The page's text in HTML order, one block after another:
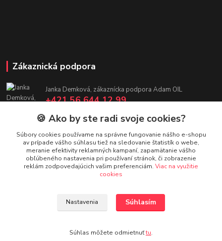
Zákaznická podpora
Janka Demková, zákaznícka podpora Adam OIL
+421 56 644 12 99
adamoil.sk@gmail.com
Upravit sběr cookies.
Copyright 2024 - 2024 Adam OIL s.r.o.
🍪 Ako by ste radi svoje cookies?
Súbory cookies používame na správne fungovanie nášho e-shopu
av prípade vášho súhlasu tiež na sledovanie štatistík o webe,
meranie efektivity reklamných kampaní, zapamätanie vášho
obľúbeného nastavenia pri používaní stránok, či zobrazenie
reklám zodpovedajúcich vašim preferenciám. Viac na využitie
cookies
Nastavenia Súhlasím
Súhlas môžete odmietnuťtu.